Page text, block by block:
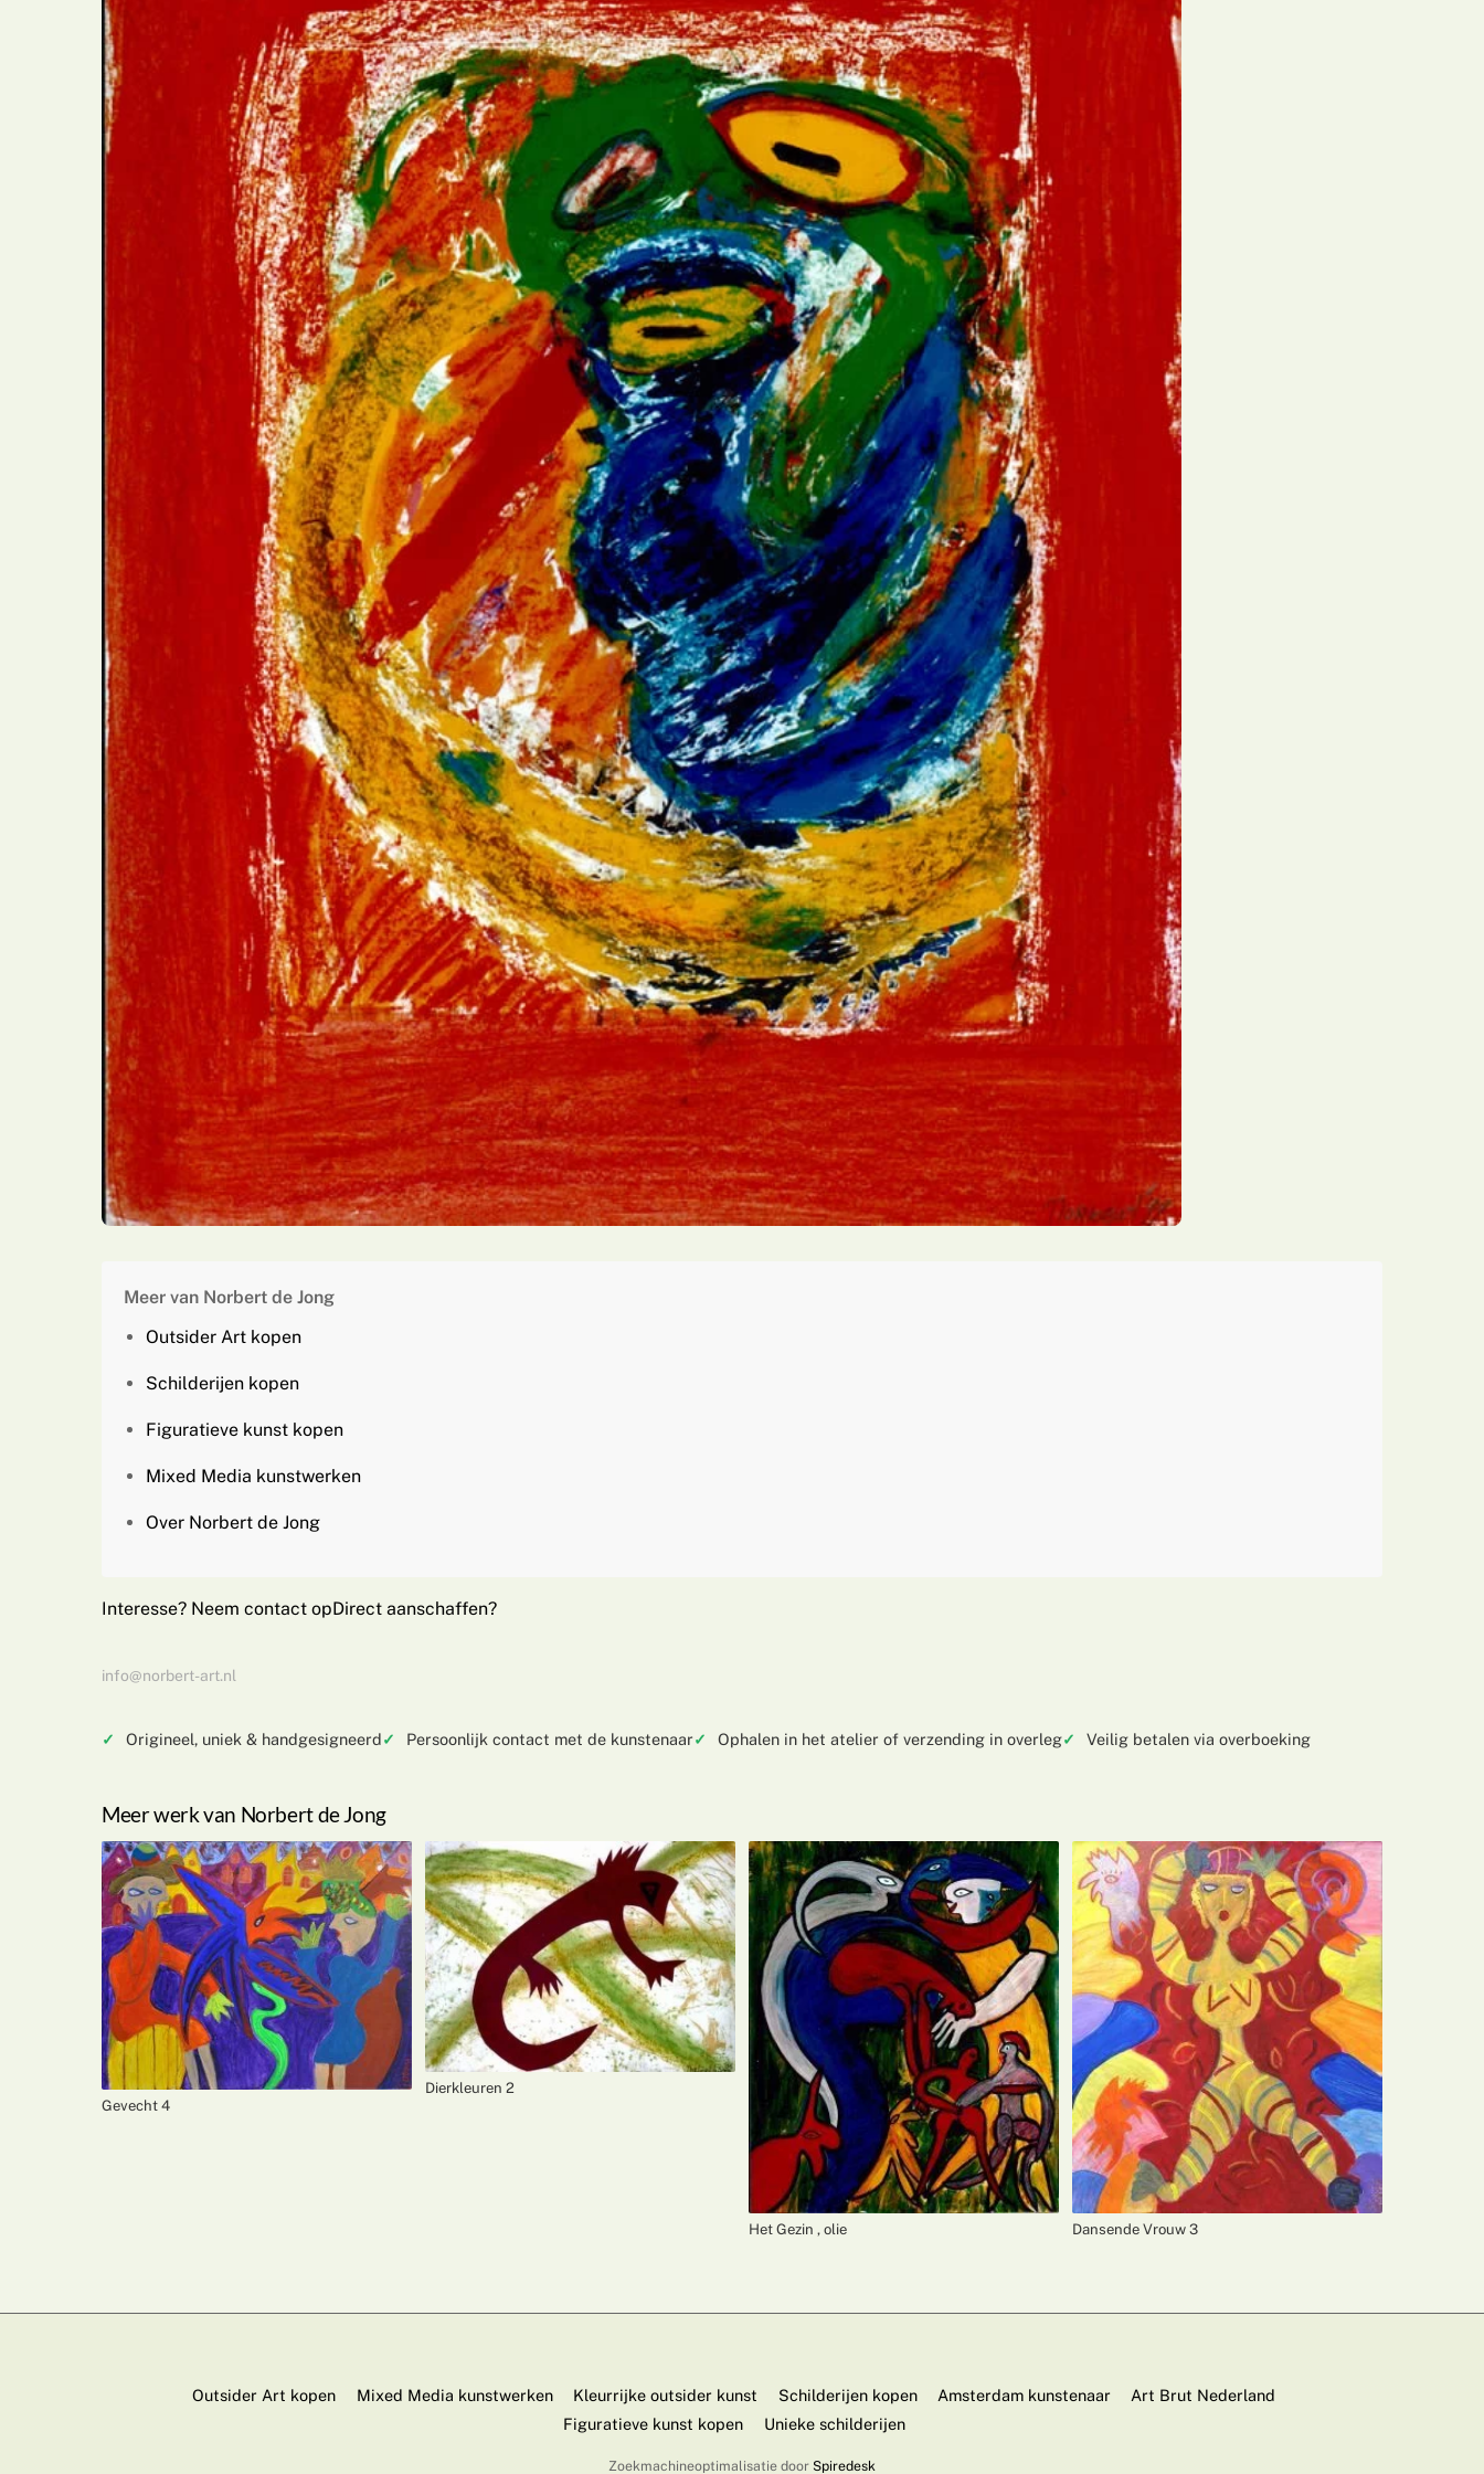
Meer van Norbert de Jong
Outsider Art kopen
Schilderijen kopen
Figuratieve kunst kopen
Mixed Media kunstwerken
Over Norbert de Jong
Interesse? Neem contact opDirect aanschaffen?
info@norbert-art.nl
Origineel, uniek & handgesigneerd Persoonlijk contact met de kunstenaar Ophalen in het atelier of verzending in overleg Veilig betalen via overboeking
Meer werk van Norbert de Jong
Gevecht 4
Dierkleuren 2
Het Gezin , olie Dansende Vrouw 3
Outsider Art kopen Mixed Media kunstwerken Kleurrijke outsider kunst Schilderijen kopen Amsterdam kunstenaar
Art Brut Nederland
Figuratieve kunst kopen
Unieke schilderijen
Zoekmachineoptimalisatie door Spiredesk